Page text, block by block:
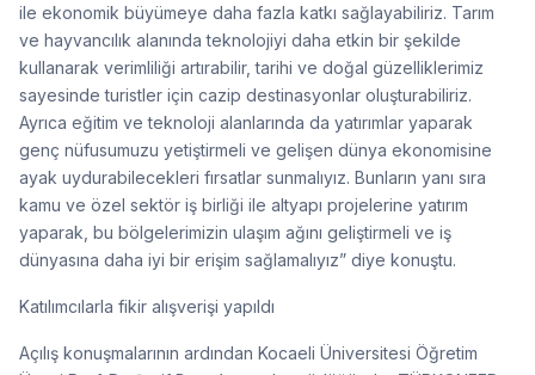
ile ekonomik büyümeye daha fazla katkı sağlayabiliriz. Tarım
ve hayvancılık alanında teknolojiyi daha etkin bir şekilde
kullanarak verimliliği artırabilir, tarihi ve doğal güzelliklerimiz
sayesinde turistler için cazip destinasyonlar oluşturabiliriz.
Ayrıca eğitim ve teknoloji alanlarında da yatırımlar yaparak
genç nüfusumuzu yetiştirmeli ve gelişen dünya ekonomisine
ayak uydurabilecekleri fırsatlar sunmalıyız. Bunların yanı sıra
kamu ve özel sektör iş birliği ile altyapı projelerine yatırım
yaparak, bu bölgelerimizin ulaşım ağını geliştirmeli ve iş
dünyasına daha iyi bir erişim sağlamalıyız” diye konuştu.
Katılımcılarla fikir alışverişi yapıldı
Açılış konuşmalarının ardından Kocaeli Üniversitesi Öğretim